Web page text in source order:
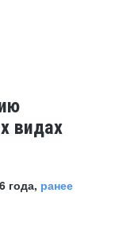
видах
года, ранее